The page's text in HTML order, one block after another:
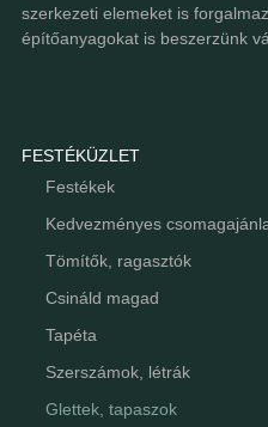
szerkezeti elemeket is
építőanyagokat is beszerzünk
FESTÉKÜZLET
Festékek
Kedvezményes
Tömítők, ragasztók
Csináld magad
Tapéta
Szerszámok, létrák
Glettek, tapaszok